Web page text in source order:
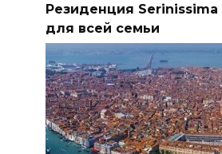
Резиденция
для всей семьи